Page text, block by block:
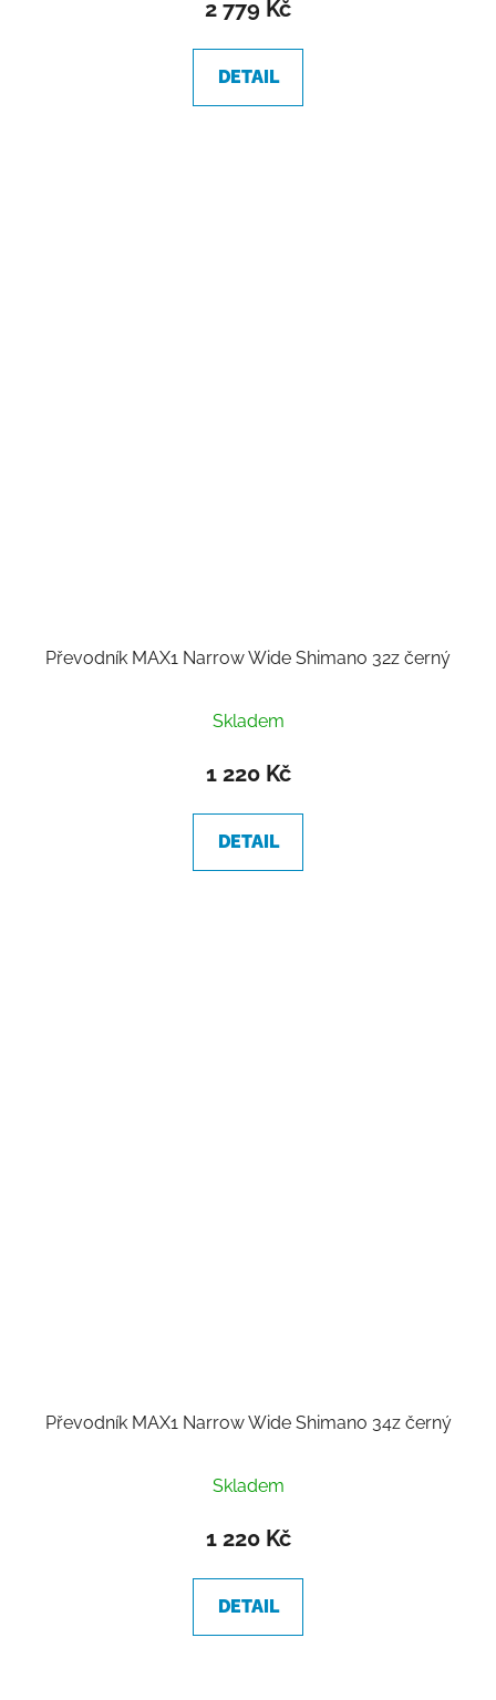
2 779 Kč
DETAIL
Převodník MAX1 Narrow Wide Shimano 32z černý
Skladem
1 220 Kč
DETAIL
Převodník MAX1 Narrow Wide Shimano 34z černý
Skladem
1 220 Kč
DETAIL